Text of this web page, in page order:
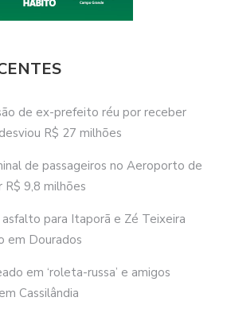
de ex-prefeito réu por receber
R$ 27 milhões
de passageiros no Aeroporto de
R$ 9,8 milhões
para Itaporã e Zé Teixeira
em Dourados
em ‘roleta-russa’ e amigos
Cassilândia